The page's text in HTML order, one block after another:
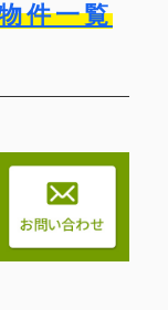
件一覧